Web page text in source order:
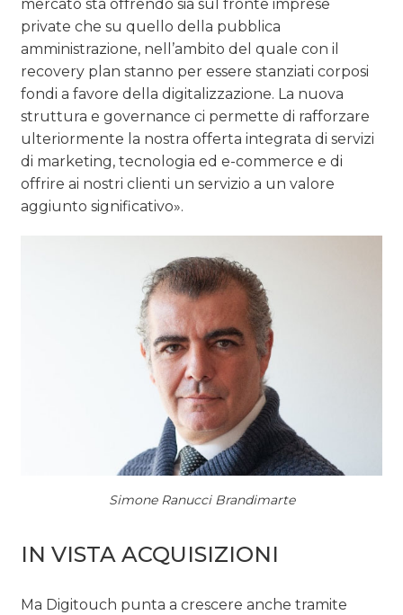
mercato sta offrendo sia sul fronte imprese
private che su quello della pubblica
amministrazione, nell’ambito del quale con il
recovery plan stanno per essere stanziati corposi
fondi a favore della digitalizzazione. La nuova
struttura e governance ci permette di rafforzare
ulteriormente la nostra offerta integrata di servizi
di marketing, tecnologia ed e-commerce e di
offrire ai nostri clienti un servizio a un valore
aggiunto significativo».
Simone Ranucci Brandimarte
IN VISTA ACQUISIZIONI
Ma Digitouch punta a crescere anche tramite